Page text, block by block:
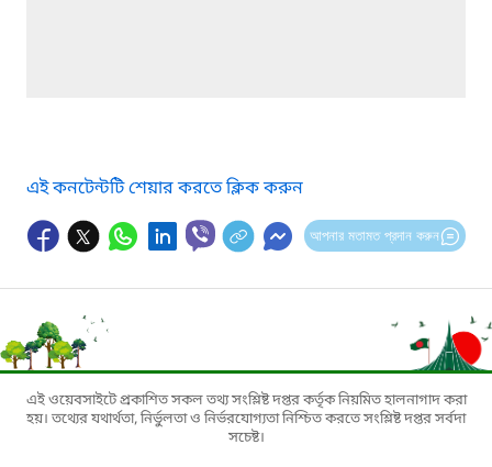
এই কনটেন্টটি শেয়ার করতে ক্লিক করুন
আপনার মতামত প্রদান করুন
এই ওয়েবসাইটে প্রকাশিত সকল তথ্য সংশ্লিষ্ট দপ্তর কর্তৃক নিয়মিত হালনাগাদ করা
হয়। তথ্যের যথার্থতা, নির্ভুলতা ও নির্ভরযোগ্যতা নিশ্চিত করতে সংশ্লিষ্ট দপ্তর সর্বদা
সচেষ্ট।